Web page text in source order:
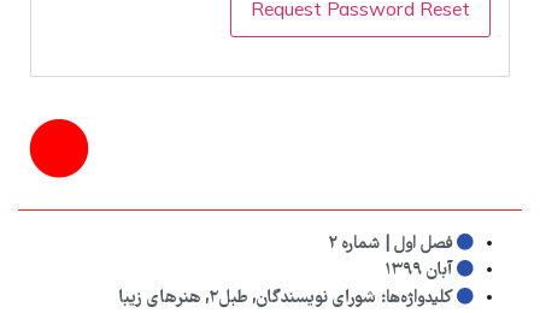
فصل اول | شماره ۲
آبان ۱۳۹۹
کلیدواژه‌ها: شورای نویسندگان, طبل۲ , هنرهای زیبا